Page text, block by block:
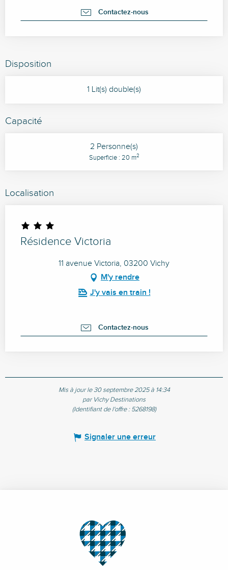
Contactez-nous
Disposition
1 Lit(s) double(s)
Capacité
2 Personne(s)
Superficie : 20 m2
Localisation
Résidence Victoria
11 avenue Victoria, 03200 Vichy
M'y rendre
J'y vais en train !
Contactez-nous
Mis à jour le 30 septembre 2025 à 14:34
par Vichy Destinations
(Identifiant de l'offre : 5268198)
Signaler une erreur